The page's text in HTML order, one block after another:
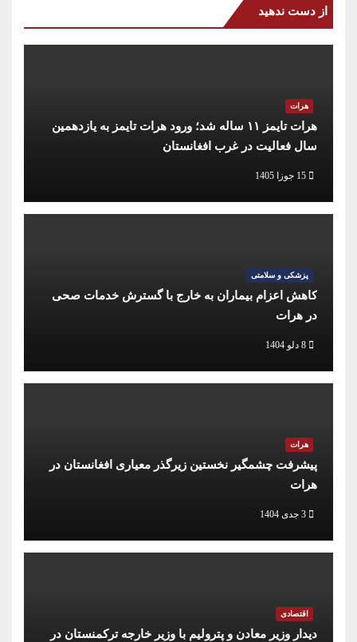
از دست ندهید
هرات
هرات تایمز ۱۱ ساله شد؛ ورود هرات تایمز به یازدهمین
سال فعالیت در غرب افغانستان
15 جوزا 1405
پزشکی و سلامتی
کاهش اعزام بیماران به خارج با گسترش خدمات صحی
در هرات
8 دلو 1404
هرات
پیشرفت چشمگیر نخستین زیرگذر معیاری افغانستان در
هرات
3 جدی 1404
اقتصادی
دیدار وزیر معادن و پترولیم با وزیر خارجه ترکمنستان در